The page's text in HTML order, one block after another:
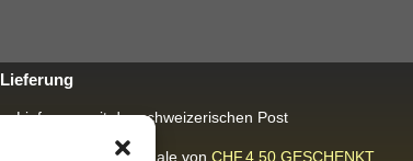
Lieferung
Lieferung mit der schweizerischen Post
Verpackungspauschale von CHF.4.50 GESCHENKT